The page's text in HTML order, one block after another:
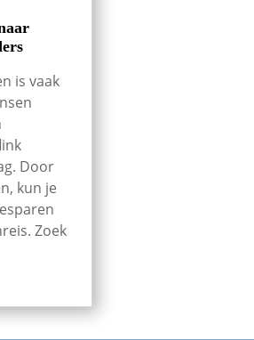
is vaak
Door
kun je
Zoek